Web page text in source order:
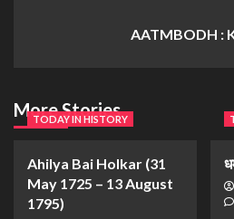
AATMBODH :
More Stories
TODAY IN HISTORY
Ahilya Bai Holkar (31
May 1725 – 13 August
1795)